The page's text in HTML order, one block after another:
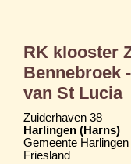
RK klooster
Bennebroek
van St Lucia
Zuiderhaven 38
Harlingen (Harns)
Gemeente Harlingen
Friesland